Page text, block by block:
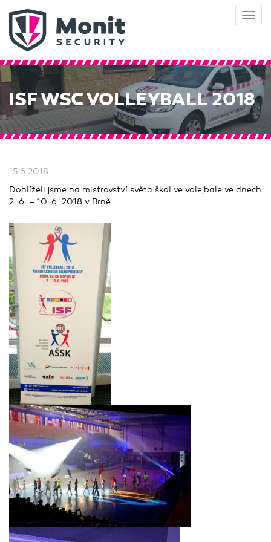
ISF WSC VOLLEYBALL 2018
15.6.2018
Dohlíželi jsme na mistrovství světa škol ve volejbale ve dnech
2. 6. – 10. 6. 2018 v Brně